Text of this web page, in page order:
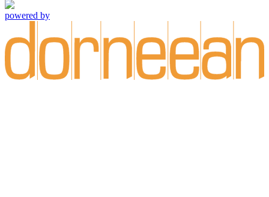
powered by